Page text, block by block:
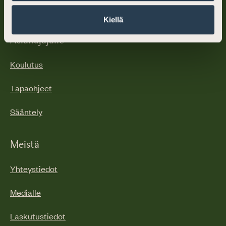
Kiellä
Maksuton asianajajapäivystys
Asianajajalle
Koulutus
Tapaohjeet
Sääntely
Meistä
Yhteystiedot
Medialle
Laskutustiedot